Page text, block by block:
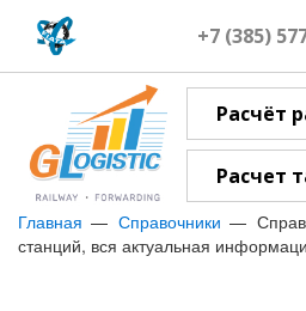
+7 (385)
Расчёт
Расчет
Главная Справочники
станций, вся актуальная